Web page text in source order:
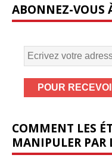
ABONNEZ-VOUS
COMMENT LES
MANIPULER PAR